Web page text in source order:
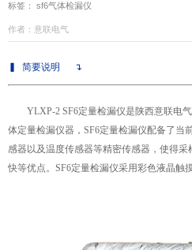
标签： sf6气体检漏仪
作者：意联电气
简要说明 ↴
YLXP-2 SF6定量检漏仪是陕西意联电
体定量检漏仪器 ， SF6定量检漏仪配备了当
感器以及温度传感器等精密传感器，使得
快等优点。 SF6定量检漏仪采用彩色液晶触